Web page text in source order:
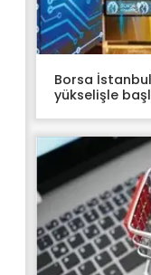
Borsa
yükselişle